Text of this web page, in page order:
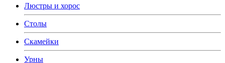
Люстры и хорос
Столы
Скамейки
Урны